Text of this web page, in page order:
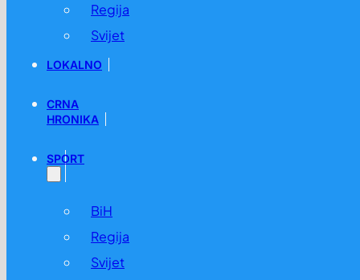
Regija
Svijet
LOKALNO
CRNA
HRONIKA
SPORT
BiH
Regija
Svijet